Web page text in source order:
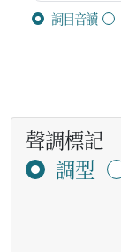
詞目音讀
聲調標記
調型